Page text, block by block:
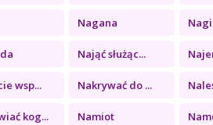
Nagana Nagi
Nająć służąc...
wsp... Nakrywać do ...
kog... Namiot